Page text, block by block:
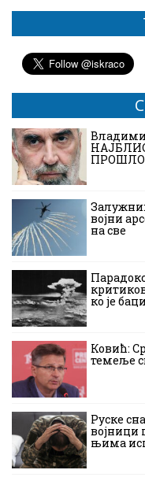
Залужни:
војни
на све
ко је
Ковић:
темеље
Руске
војници
њима